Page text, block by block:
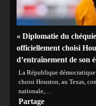
« Diplomatie du
officiellement choisi
d’entraînement de son
La République
choisi Houston, au Texas,
nationale,…
Partage